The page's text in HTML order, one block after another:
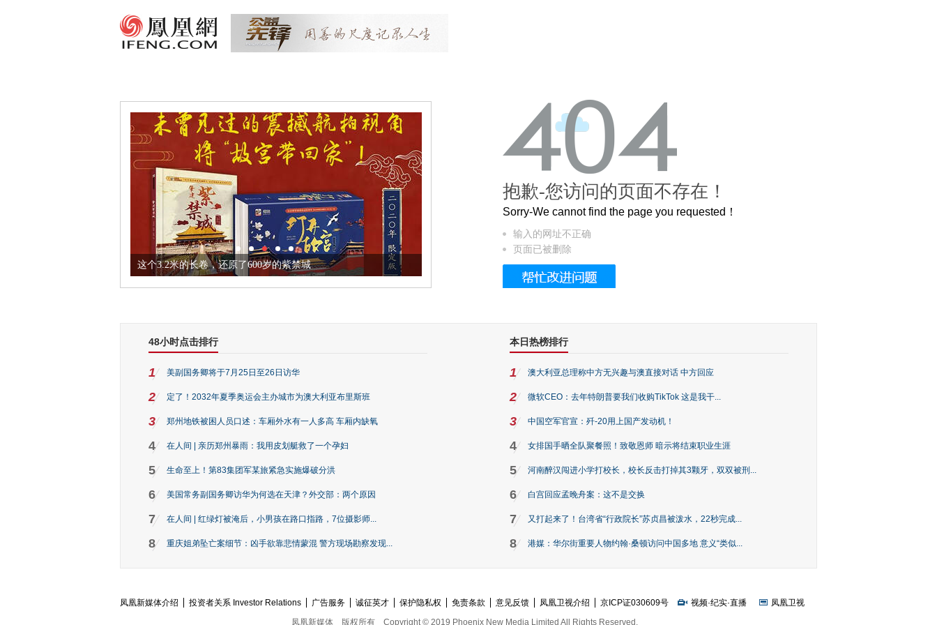
这个3.2米的长卷，还原了600岁的紫禁城 曲奇届的“爱马仕”把你的爱封在罐子里送给TA
抱歉-您访问的页面不存在！
Sorry-We cannot find the page you requested！
输入的网址不正确
页面已被删除
48小时点击排行
1 美副国务卿将于7月25日至26日访华
2 定了！2032年夏季奥运会主办城市为澳大利亚布里斯班
3 郑州地铁被困人员口述：车厢外水有一人多高 车厢内缺氧
4 在人间 | 亲历郑州暴雨：我用皮划艇救了一个孕妇
5 生命至上！第83集团军某旅紧急实施爆破分洪
6 美国常务副国务卿访华为何选在天津？外交部：两个原因
7 在人间 | 红绿灯被淹后，小男孩在路口指路，7位摄影师...
8 重庆姐弟坠亡案细节：凶手欲靠悲情蒙混 警方现场勘察发现...
本日热榜排行
1 澳大利亚总理称中方无兴趣与澳直接对话 中方回应
2 微软CEO：去年特朗普要我们收购TikTok 这是我干...
3 中国空军官宣：歼-20用上国产发动机！
4 女排国手晒全队聚餐照！致敬恩师 暗示将结束职业生涯
5 河南醉汉闯进小学打校长，校长反击打掉其3颗牙，双双被刑...
6 白宫回应孟晚舟案：这不是交换
7 又打起来了！台湾省“行政院长”苏贞昌被泼水，22秒完成...
8 港媒：华尔街重要人物约翰·桑顿访问中国多地 意义“类似...
凤凰新媒体介绍 投资者关系 Investor Relations 广告服务 诚征英才 保护隐私权 免责条款 意见反馈 凤凰卫视介绍 京ICP证030609号 视频·纪实·直播
凤凰卫视
凤凰新媒体
版权所有 Copyright © 2019 Phoenix New Media Limited All Rights Reserved.